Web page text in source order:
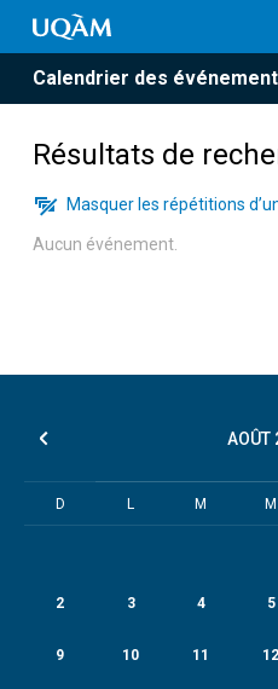
Calendrier des
Résultats de
Masquer les répétitions
Aucun événement.
AOÛT
D L M M
2 3 4 5
9 10 11 12